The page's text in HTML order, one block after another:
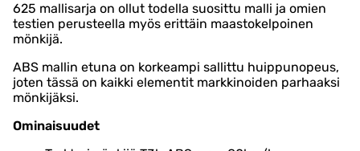
625 mallisarja on ollut todella suosittu malli ja omien
testien perusteella myös erittäin maastokelpoinen
mönkijä.
ABS mallin etuna on korkeampi sallittu huippunopeus,
joten tässä on kaikki elementit markkinoiden parhaaksi
mönkijäksi.
Ominaisuudet